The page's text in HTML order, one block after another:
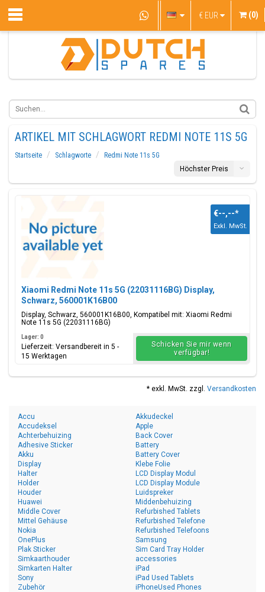
€ EUR (0)
ARTIKEL MIT SCHLAGWORT REDMI NOTE 11S 5G
Startseite Schlagworte
Redmi Note 11s 5G
Höchster Preis
Xiaomi Redmi Note 11s 5G (22031116BG) Display,
Schwarz, 560001K16B00
Display, Schwarz, 560001K16B00, Kompatibel mit: Xiaomi Redmi
Note 11s 5G (22031116BG)
€--,--*
Exkl. MwSt.
Lager: 0
Lieferzeit: Versandbereit in 5 -
15 Werktagen
Schicken Sie mir wenn
verfügbar!
* exkl. MwSt. zzgl. Versandkosten
Accu
Accudeksel
Achterbehuizing
Adhesive Sticker
Akku
Akkudeckel
Apple
Back Cover
Battery
Battery Cover
Display
Halter
Holder
Houder
Huawei
Klebe Folie
LCD Display Modul
LCD Display Module
Luidspreker
Middenbehuizing
Middle Cover
Mittel Gehäuse
Nokia
OnePlus
Plak Sticker
Refurbished Tablets
Refurbished Telefone
Refurbished Telefoons
Samsung
Sim Card Tray Holder
Simkaarthouder
Simkarten Halter
Sony
Zubehör
accessories
iPad
iPad Used Tablets
iPhoneUsed Phones